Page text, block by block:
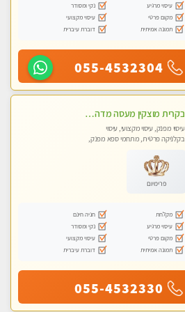
עיסוי מרגיע
נקי ומסודר
מקום פרטי
עיסוי מקצועי
תמונה אמיתית
דוברת עיברית
055-4532304
בקרית מוצקין מעסה מדהימה- כל סוגי העיסויים מעסה מקצועית ואיכותית פרטי!!! לחוויה בלתי נשכחת!!
עיסוי מפנק, עיסוי מקצועי, עיסוי
בקלניקה פרטית, מתחמי ספא מפנק,
פרימיום
מקלחת
חניה חינם
עיסוי מרגיע
נקי ומסודר
מקום פרטי
עיסוי מקצועי
תמונה אמיתית
דוברת עיברית
055-4532330